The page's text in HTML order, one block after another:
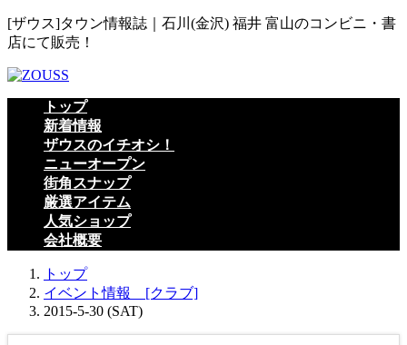
コ
ン
ン
ツ
ナ
ビ
ー
シ
[ザウス]タウン情報誌｜石川(金沢) 福井 富山のコンビニ・書
店にて販売！
トップ
新着情報
ザウスのイチオシ！
ニューオープン
街角スナップ
厳選アイテム
人気ショップ
会社概要
トップ
イベント情報 [クラブ]
2015-5-30 (SAT)